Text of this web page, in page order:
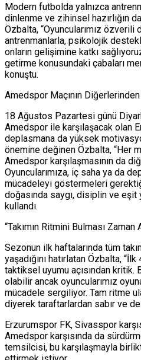
Modern futbolda yalnızca
dinlenme ve zihinsel hazırlığın
Özbalta, “Oyuncularımız özverili
antrenmanlarla, psikolojik
onların gelişimine katkı
getirme konusundaki çabaları
konuştu.
Amedspor Maçının Diğerlerinden
18 Ağustos Pazartesi günü
Amedspor ile karşılaşacak olan
deplasmana da yüksek
önemine değinen Özbalta, “Her
Amedspor karşılaşmasının da
Oyuncularımıza, iç saha ya da
mücadeleyi göstermeleri
doğasında saygı, disiplin ve eşit
kullandı.
“Takımın Ritmini Bulması Zaman
Sezonun ilk haftalarında tüm
yaşadığını hatırlatan Özbalta,
taktiksel uyumu açısından
olabilir ancak oyuncularımız
mücadele sergiliyor. Tam ritme
diyerek taraftarlardan sabır ve
Erzurumspor FK, Sivasspor
Amedspor karşısında da
temsilcisi, bu karşılaşmayla